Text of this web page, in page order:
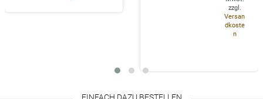
zzgl.
Versan
dkoste
n